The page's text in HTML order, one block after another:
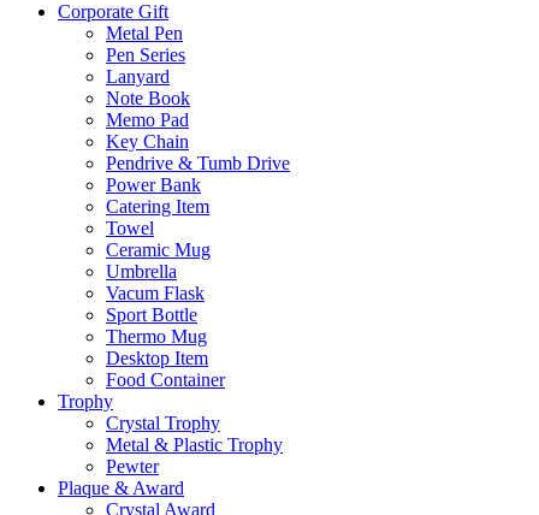
Corporate Gift
Metal Pen
Pen Series
Lanyard
Note Book
Memo Pad
Key Chain
Pendrive & Tumb Drive
Power Bank
Catering Item
Towel
Ceramic Mug
Umbrella
Vacum Flask
Sport Bottle
Thermo Mug
Desktop Item
Food Container
Trophy
Crystal Trophy
Metal & Plastic Trophy
Pewter
Plaque & Award
Crystal Award